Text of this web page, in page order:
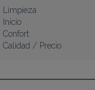
Limpieza
Inicio
Confort
Calidad / Precio